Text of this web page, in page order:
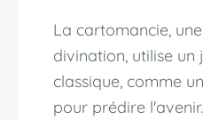
La cartomancie,
divination, utilise un
classique, comme
pour prédire